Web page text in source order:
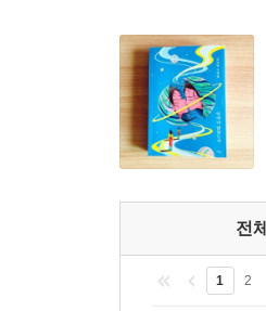
스케일로 보면
일부여야만 인간은
SF가 경이감을 주
김보영은 그 둘 다
흩어지는 게 아니
우주에서 일어나
아름다운 작품에
전
1 2